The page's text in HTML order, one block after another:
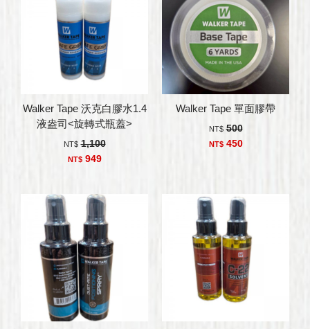
Walker Tape 沃克白膠水1.4
液盎司<旋轉式瓶蓋>
NT$ 1,100
NT$949
Walker Tape 單面膠帶
NT$ 500
NT$450